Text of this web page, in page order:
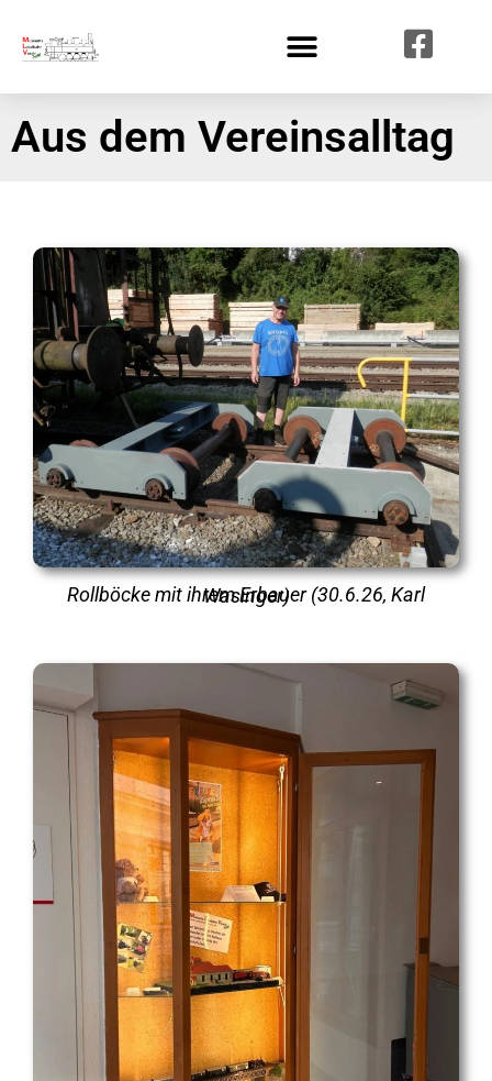
Aus dem Vereinsalltag
Rollböcke mit ihrem Erbauer (30.6.26, Karl Wasinger)